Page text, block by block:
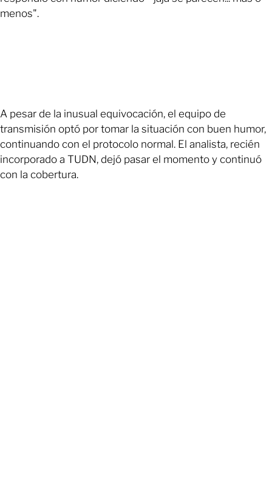
menos".
A pesar de la inusual equivocación, el equipo de
transmisión optó por tomar la situación con buen humor,
continuando con el protocolo normal. El analista, recién
incorporado a TUDN, dejó pasar el momento y continuó
con la cobertura.